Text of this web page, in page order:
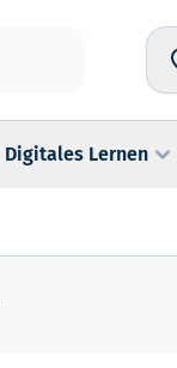
Digitales Lernen